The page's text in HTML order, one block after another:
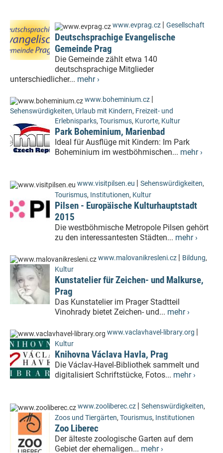
www.evprag.cz | Gesellschaft
Deutschsprachige Evangelische
Gemeinde Prag
Die Gemeinde zählt etwa 140
deutschsprachige Mitglieder
unterschiedlicher... mehr ›
www.boheminium.cz |
Sehenswürdigkeiten, Urlaub mit Kindern, Freizeit- und
Erlebnisparks, Tourismus, Kurorte, Kultur
Park Boheminium, Marienbad
Ideal für Ausflüge mit Kindern: Im Park
Boheminium im westböhmischen... mehr ›
www.visitpilsen.eu | Sehenswürdigkeiten,
Tourismus, Institutionen, Kultur
Pilsen - Europäische Kulturhauptstadt
2015
Die westböhmische Metropole Pilsen gehört
zu den interessantesten Städten... mehr ›
www.malovanikresleni.cz | Bildung,
Kultur
Kunstatelier für Zeichen- und Malkurse,
Prag
Das Kunstatelier im Prager Stadtteil
Vinohrady bietet Zeichen- und... mehr ›
www.vaclavhavel-library.org |
Kultur
Knihovna Václava Havla, Prag
Die Václav-Havel-Bibliothek sammelt und
digitalisiert Schriftstücke, Fotos... mehr ›
www.zooliberec.cz | Sehenswürdigkeiten,
Zoos und Tiergärten, Tourismus, Institutionen
Zoo Liberec
Der älteste zoologische Garten auf dem
Gebiet der ehemaligen... mehr ›